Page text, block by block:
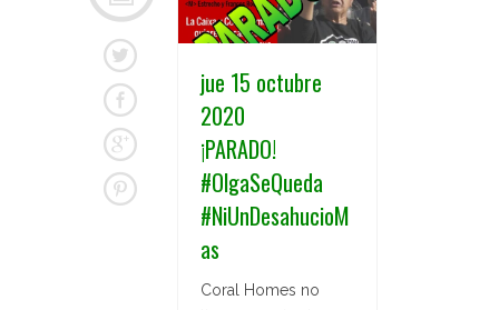
jue 15 octubre
2020
¡PARADO!
#OlgaSeQueda
#NiUnDesahucioM
as
Coral Homes no